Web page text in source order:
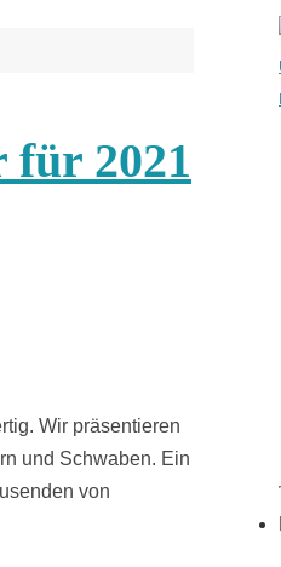
für 2021
Wir präsentieren
und Schwaben. Ein
von